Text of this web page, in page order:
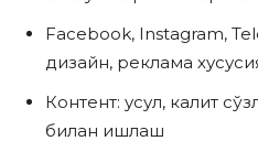
Facebook, Instagram,
дизайн, реклама
Контент: усул, калит
билан ишлаш